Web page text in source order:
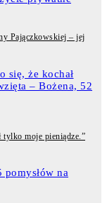
Pajączkowskiej – jej
tylko moje pieniądze.”